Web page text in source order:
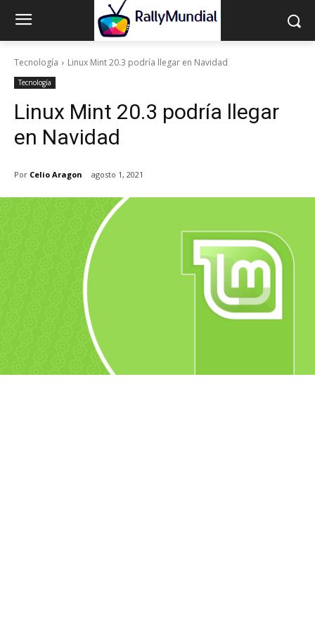
Tecnología Linux Mint 20.3 podría llegar en Navidad
Tecnología
Linux Mint 20.3 podría llegar
en Navidad
Por Celio Aragon agosto 1, 2021